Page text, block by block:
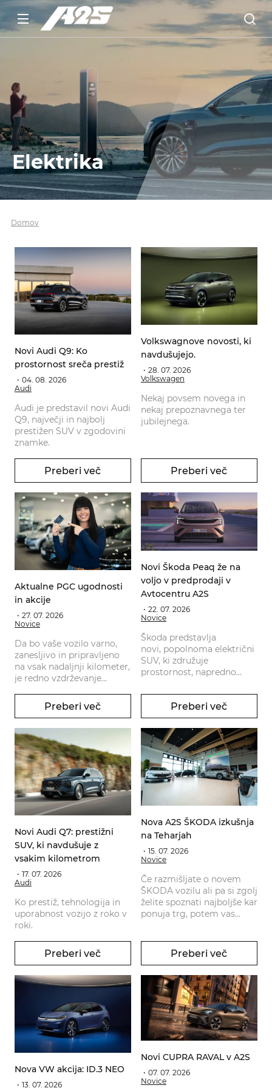
Elektrika
Domov
Novi Audi Q9: Ko
prostornost sreča prestiž
Audi
04. 08. 2026
Audi je predstavil novi Audi
Q9, največji in najbolj
prestižen SUV v zgodovini
znamke.
Preberi več
Volkswagnove novosti, ki
navdušujejo.
Volkswagen
28. 07. 2026
Nekaj povsem novega in
nekaj prepoznavnega ter
jubilejnega.
Preberi več
Aktualne PGC ugodnosti
in akcije
Novice
27. 07. 2026
Da bo vaše vozilo varno,
zanesljivo in pripravljeno
na vsak nadaljnji kilometer,
je redno vzdrževanje
Preberi več
Novi Škoda Peaq že na
voljo v predprodaji v
Avtocentru A2S
Novice
22. 07. 2026
Škoda predstavlja
novi, popolnoma električni
SUV, ki združuje
prostornost, napredno
udobje.
Preberi več
Novi Audi Q7: prestižni
SUV, ki navdušuje z
vsakim kilometrom
Audi
17. 07. 2026
Ko prestiž, tehnologija in
uporabnost vozijo z roko v
roki.
Preberi več
Nova A2S ŠKODA izkušnja
na Teharjah
Novice
15. 07. 2026
Če razmišljate o novem
ŠKODA vozilu ali pa si zgolj
želite spoznati najboljše kar
ponuja trg, potem vas
Preberi več
Nova VW akcija: ID.3 NEO
13. 07. 2026
Novi CUPRA RAVAL v A2S
Novice
07. 07. 2026